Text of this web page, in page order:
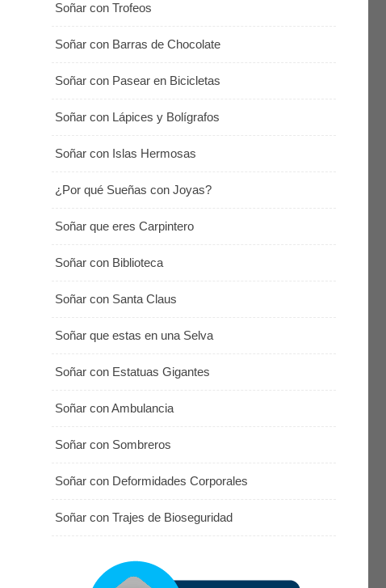
Soñar con Trofeos
Soñar con Barras de Chocolate
Soñar con Pasear en Bicicletas
Soñar con Lápices y Bolígrafos
Soñar con Islas Hermosas
¿Por qué Sueñas con Joyas?
Soñar que eres Carpintero
Soñar con Biblioteca
Soñar con Santa Claus
Soñar que estas en una Selva
Soñar con Estatuas Gigantes
Soñar con Ambulancia
Soñar con Sombreros
Soñar con Deformidades Corporales
Soñar con Trajes de Bioseguridad